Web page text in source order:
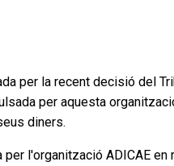
per la recent decisió del
per aquesta
diners.
per l'organització ADICAE